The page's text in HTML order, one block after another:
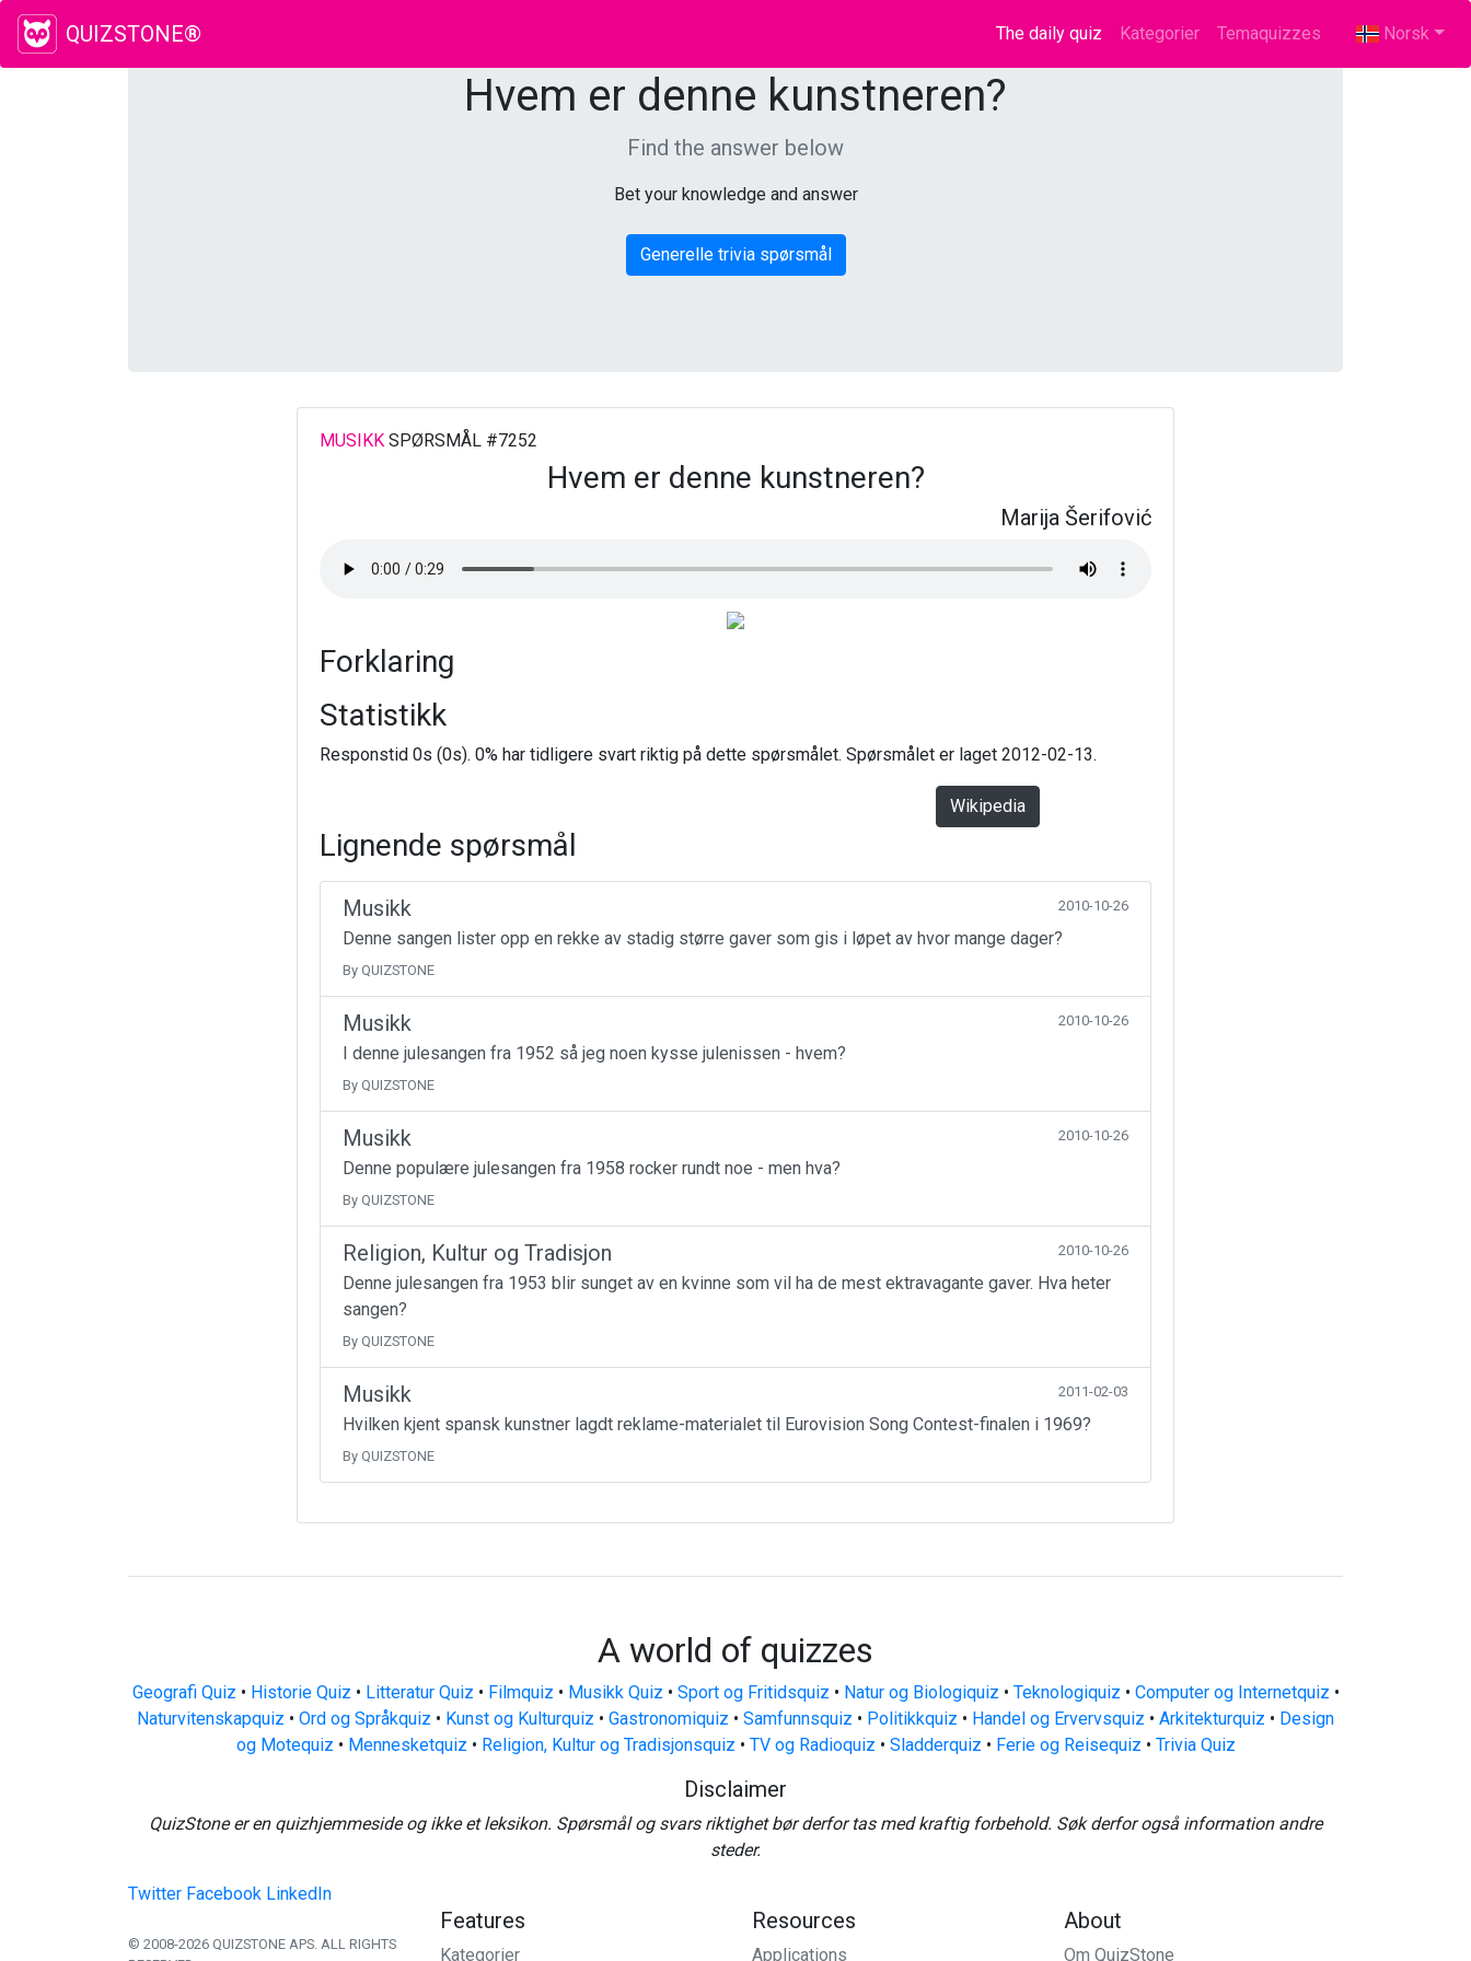
QUIZSTONE® The daily quiz (current)
Kategorier Temaquizzes Norsk
Hvem er denne kunstneren?
Find the answer below
Bet your knowledge and answer
Generelle trivia spørsmål
MUSIKKSPØRSMÅL #7252
Hvem er denne kunstneren?
Marija Šerifović
Forklaring
Statistikk
Responstid 0s (0s). 0% har tidligere svart riktig på dette spørsmålet. Spørsmålet er laget 2012-02-13.
Wikipedia
Lignende spørsmål
Musikk 2010-10-26
Denne sangen lister opp en rekke av stadig større gaver som gis i løpet av hvor mange dager?
By QUIZSTONE
Musikk 2010-10-26
I denne julesangen fra 1952 så jeg noen kysse julenissen - hvem?
By QUIZSTONE
Musikk 2010-10-26
Denne populære julesangen fra 1958 rocker rundt noe - men hva?
By QUIZSTONE
Religion, Kultur og Tradisjon 2010-10-26
Denne julesangen fra 1953 blir sunget av en kvinne som vil ha de mest ektravagante gaver. Hva heter
sangen?
By QUIZSTONE
Musikk 2011-02-03
Hvilken kjent spansk kunstner lagdt reklame-materialet til Eurovision Song Contest-finalen i 1969?
By QUIZSTONE
A world of quizzes
Geografi Quiz • Historie Quiz • Litteratur Quiz • Filmquiz • Musikk Quiz • Sport og Fritidsquiz • Natur og Biologiquiz • Teknologiquiz • Computer og Internetquiz •
Naturvitenskapquiz • Ord og Språkquiz • Kunst og Kulturquiz • Gastronomiquiz • Samfunnsquiz • Politikkquiz • Handel og Ervervsquiz • Arkitekturquiz • Design
og Motequiz • Mennesketquiz • Religion, Kultur og Tradisjonsquiz • TV og Radioquiz • Sladderquiz • Ferie og Reisequiz • Trivia Quiz
Disclaimer
QuizStone er en quizhjemmeside og ikke et leksikon. Spørsmål og svars riktighet bør derfor tas med kraftig forbehold. Søk derfor også information andre
steder.
Twitter Facebook LinkedIn
© 2008-2026 QUIZSTONE APS. ALL RIGHTS
Features
Kategorier
Resources
Applications
About
Om QuizStone